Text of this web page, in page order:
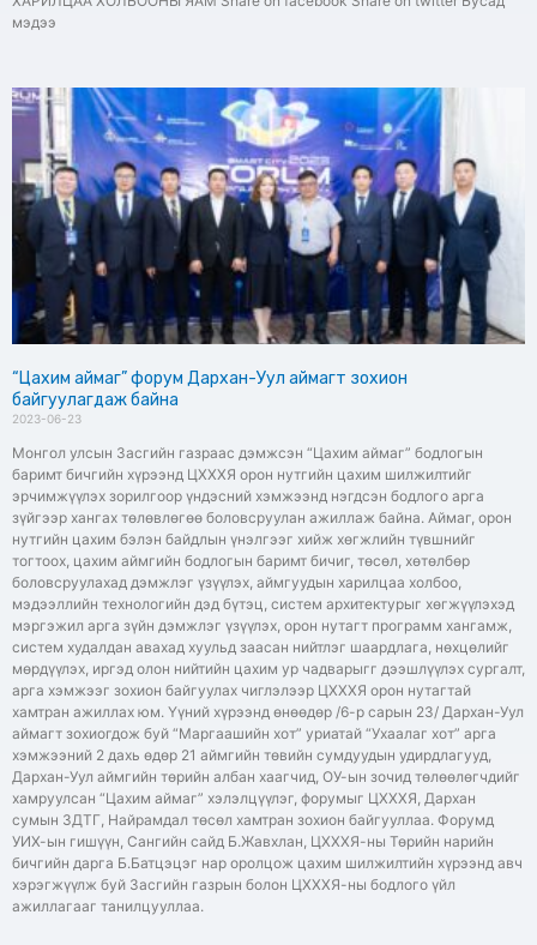
мэдээ
“Цахим аймаг” форум Дархан-Уул аймагт зохион
байгуулагдаж байна
2023-06-23
Монгол улсын Засгийн газраас дэмжсэн “Цахим аймаг” бодлогын
баримт бичгийн хүрээнд ЦХХХЯ орон нутгийн цахим шилжилтийг
эрчимжүүлэх зорилгоор үндэсний хэмжээнд нэгдсэн бодлого арга
зүйгээр хангах төлөвлөгөө боловсруулан ажиллаж байна. Аймаг, орон
нутгийн цахим бэлэн байдлын үнэлгээг хийж хөгжлийн түвшнийг
тогтоох, цахим аймгийн бодлогын баримт бичиг, төсөл, хөтөлбөр
боловсруулахад дэмжлэг үзүүлэх, аймгуудын харилцаа холбоо,
мэдээллийн технологийн дэд бүтэц, систем архитектурыг хөгжүүлэхэд
мэргэжил арга зүйн дэмжлэг үзүүлэх, орон нутагт программ хангамж,
систем худалдан авахад хуульд заасан нийтлэг шаардлага, нөхцөлийг
мөрдүүлэх, иргэд олон нийтийн цахим ур чадварыгг дээшлүүлэх сургалт,
арга хэмжээг зохион байгуулах чиглэлээр ЦХХХЯ орон нутагтай
хамтран ажиллах юм. Үүний хүрээнд өнөөдөр /6-р сарын 23/ Дархан-Уул
аймагт зохиогдож буй “Маргаашийн хот” уриатай “Ухаалаг хот” арга
хэмжээний 2 дахь өдөр 21 аймгийн төвийн сумдуудын удирдлагууд,
Дархан-Уул аймгийн төрийн албан хаагчид, ОУ-ын зочид төлөөлөгчдийг
хамруулсан “Цахим аймаг” хэлэлцүүлэг, форумыг ЦХХХЯ, Дархан
сумын ЗДТГ, Найрамдал төсөл хамтран зохион байгууллаа. Форумд
УИХ-ын гишүүн, Сангийн сайд Б.Жавхлан, ЦХХХЯ-ны Төрийн нарийн
бичгийн дарга Б.Батцэцэг нар оролцож цахим шилжилтийн хүрээнд авч
хэрэгжүүлж буй Засгийн газрын болон ЦХХХЯ-ны бодлого үйл
ажиллагааг танилцууллаа.